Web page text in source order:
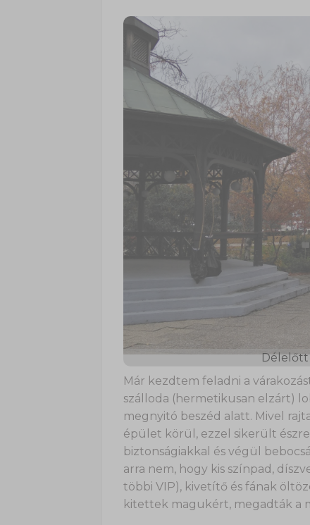
Délelőtt
Már kezdtem feladni a
szálloda (hermetikusan elzárt)
megnyitó beszéd alatt. Mivel
épület körül, ezzel sikerült
biztonságiakkal és végül
arra nem, hogy kis színpad,
többi VIP), kivetítő és fának
kitettek magukért, megadták a